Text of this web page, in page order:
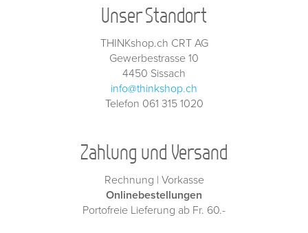
Unser Standort
THINKshop.ch CRT AG
Gewerbestrasse 10
4450 Sissach
info@thinkshop.ch
Telefon 061 315 1020
Zahlung und Versand
Rechnung | Vorkasse
Onlinebestellungen
Portofreie Lieferung ab Fr. 60.-